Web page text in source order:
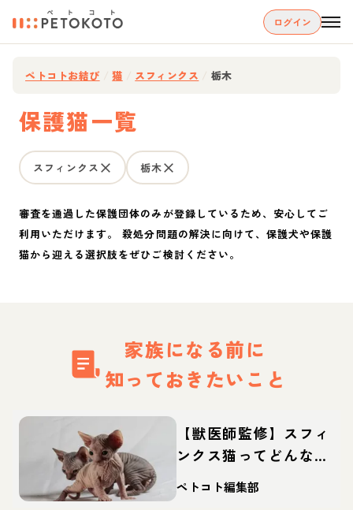
ログイン
ペトコトお結び 猫 スフィンクス 栃木
保護猫一覧
スフィンクス 栃木
審査を通過した保護団体のみが登録しているため、安心してご
利用いただけます。 殺処分問題の解決に向けて、保護犬や保護
猫から迎える選択肢をぜひご検討ください。
家族になる前に
知っておきたいこと
【獣医師監修】スフィ
ンクス猫ってどんな
猫？性格・体重・寿命
の特徴・迎え方
ペトコト編集部